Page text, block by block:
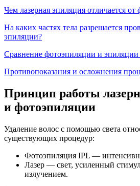
Чем лазерная эпиляция отличается
На каких частях тела разрешается
эпиляции?
Сравнение фотоэпиляции и эпиляции
Противопоказания и осложнения
Принцип работы
и фотоэпиляции
Удаление волос с помощью света
существующих процедур:
Фотоэпиляция IPL —
Лазер — свет, усиленный
излучением.